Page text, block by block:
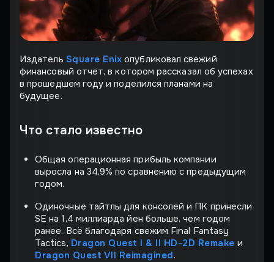
Издатель Square Enix опубликовал свежий
финансовый отчёт, в котором рассказал об успехах
в прошедшем году и поделился планами на
будущее.
Что стало известно
Общая операционная прибыль компании
выросла на 34,9% по сравнению с предыдущим
годом.
Одиночные тайтлы для консолей и ПК принесли
SE на 1,4 миллиарда йен больше, чем годом
ранее. Всё благодаря свежим Final Fantasy
Tactics, Dragon Quest I & II HD-2D Remake и
Dragon Quest VII Reimagined.